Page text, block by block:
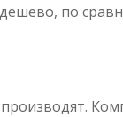
по